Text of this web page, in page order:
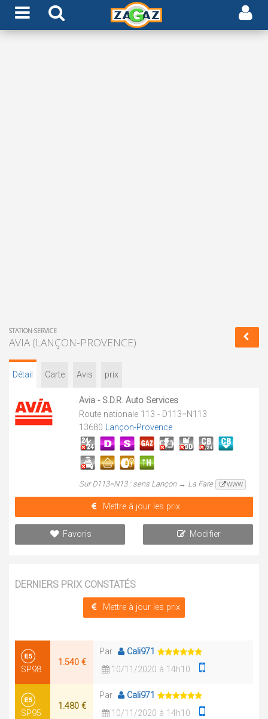
STATION-SERVICE
AVIA (LANÇON-PROVENCE)
Détail Carte Avis prix
Avia - S.D.R. Auto Services
Route nationale 113 - D113=N113
13680 Lançon-Provence
Sur D113=N13 : sens Lançon → La Fare WWW
Mettre à jour les prix
Favoris Modifier
DERNIERS PRIX CONSTATÉS
Mettre à jour les prix
SP98
1.540 €
Par
Cali971
10/11/2020 à 14h10
SP95
1.480 €
Par
Cali971
10/11/2020 à 14h10